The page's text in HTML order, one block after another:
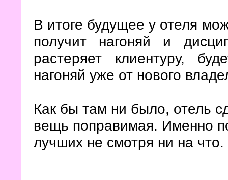
В итоге будущее у отеля
получит нагоняй и
растеряет клиентуру,
нагоняй уже от нового
Как бы там ни было, отель
вещь поправимая. Именно
лучших не смотря ни на что.